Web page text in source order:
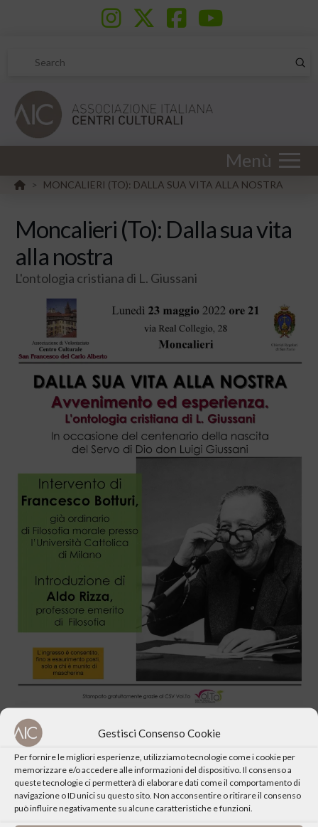
Gestisci Consenso Cookie
Per fornire le migliori esperienze, utilizziamo tecnologie come i cookie per
memorizzare e/o accedere alle informazioni del dispositivo. Il consenso a
queste tecnologie ci permetterà di elaborare dati come il comportamento di
navigazione o ID unici su questo sito. Non acconsentire o ritirare il consenso
può influire negativamente su alcune caratteristiche e funzioni.
Search
Menù
HOME
> MONCALIERI (TO): DALLA SUA VITA ALLA NOSTRA
Moncalieri (To): Dalla sua vita
alla nostra
L'ontologia cristiana di L. Giussani
CONDIVIDI QUESTO EVENTO